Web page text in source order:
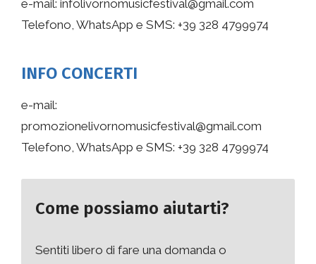
e-mail: infolivornomusicfestival@gmail.com
Telefono, WhatsApp e SMS: +39 328 4799974
INFO CONCERTI
e-mail:
promozionelivornomusicfestival@gmail.com
Telefono, WhatsApp e SMS: +39 328 4799974
Come possiamo aiutarti?
Sentiti libero di fare una domanda o